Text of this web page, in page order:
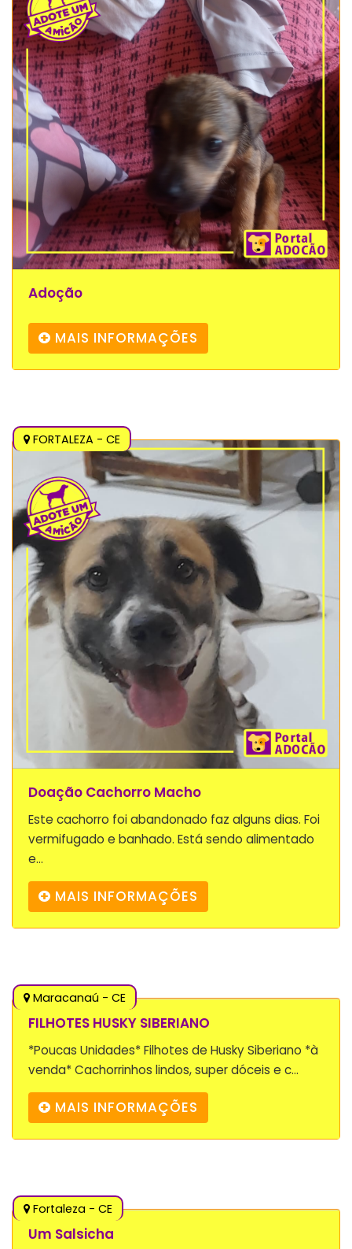
Adoção
MAIS INFORMAÇÕES
FORTALEZA - CE
Doação Cachorro Macho
Este cachorro foi abandonado faz alguns dias. Foi
vermifugado e banhado. Está sendo alimentado
e...
MAIS INFORMAÇÕES
Maracanaú - CE
FILHOTES HUSKY SIBERIANO
*Poucas Unidades* Filhotes de Husky Siberiano *à
venda* Cachorrinhos lindos, super dóceis e c...
MAIS INFORMAÇÕES
Fortaleza - CE
Um Salsicha